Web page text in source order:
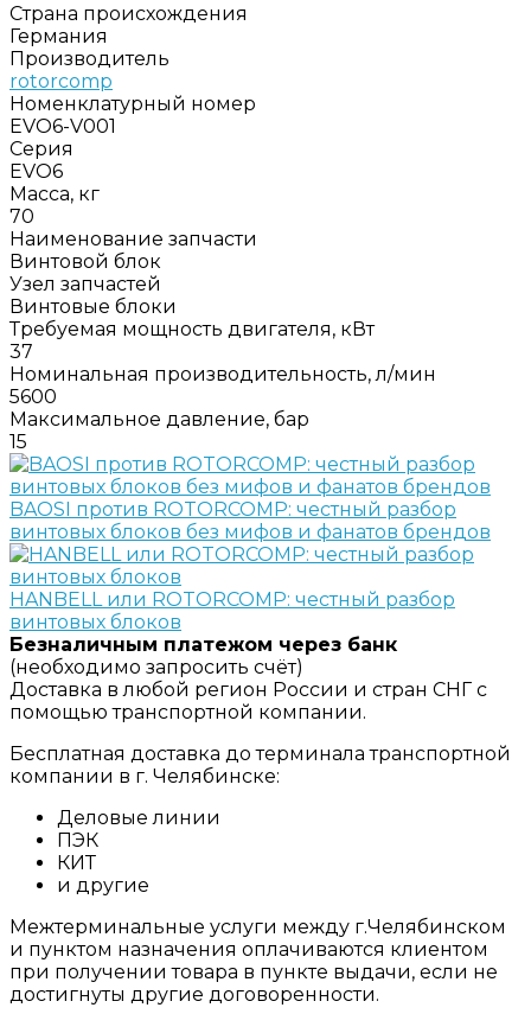
Страна происхождения
Германия
Производитель
rotorcomp
Номенклатурный номер
EVO6-V001
Серия
EVO6
Масса, кг
70
Наименование запчасти
Винтовой блок
Узел запчастей
Винтовые блоки
Требуемая мощность двигателя, кВт
37
Номинальная производительность, л/мин
5600
Максимальное давление, бар
15
BAOSI против ROTORCOMP: честный разбор
винтовых блоков без мифов и фанатов брендов
HANBELL или ROTORCOMP: честный разбор
винтовых блоков
Безналичным платежом через банк
(необходимо запросить счёт)
Доставка в любой регион России и стран СНГ с
помощью транспортной компании.
Бесплатная доставка до терминала транспортной
компании в г. Челябинске:
Деловые линии
ПЭК
КИТ
и другие
Межтерминальные услуги между г.Челябинском
и пунктом назначения оплачиваются клиентом
при получении товара в пункте выдачи, если не
достигнуты другие договоренности.